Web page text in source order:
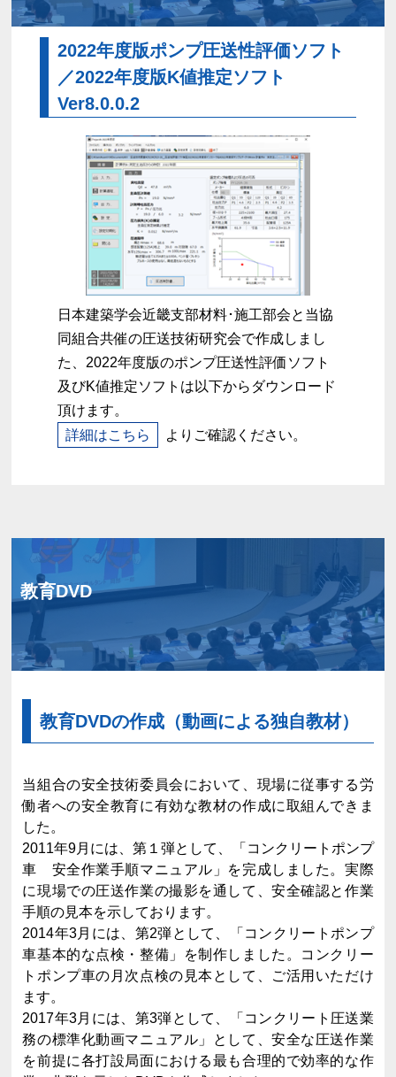
2022年度版ポンプ圧送性評価ソフト
／2022年度版K値推定ソフト
Ver8.0.0.2
日本建築学会近畿支部材料･施工部会と当協
同組合共催の圧送技術研究会で作成しまし
た、2022年度版のポンプ圧送性評価ソフト
及びK値推定ソフトは以下からダウンロード
頂けます。
詳細はこちら
よりご確認ください。
教育DVD
教育DVDの作成（動画による独自教材）
当組合の安全技術委員会において、現場に従事する労
働者への安全教育に有効な教材の作成に取組んできま
した。
2011年9月には、第１弾として、「コンクリートポンプ
車 安全作業手順マニュアル」を完成しました。実際
に現場での圧送作業の撮影を通して、安全確認と作業
手順の見本を示しております。
2014年3月には、第2弾として、「コンクリートポンプ
車基本的な点検・整備」を制作しました。コンクリー
トポンプ車の月次点検の見本として、ご活用いただけ
ます。
2017年3月には、第3弾として、「コンクリート圧送業
務の標準化動画マニュアル」として、安全な圧送作業
を前提に各打設局面における最も合理的で効率的な作